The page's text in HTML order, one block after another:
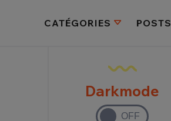
CATÉGORIES POSTS
Darkmode